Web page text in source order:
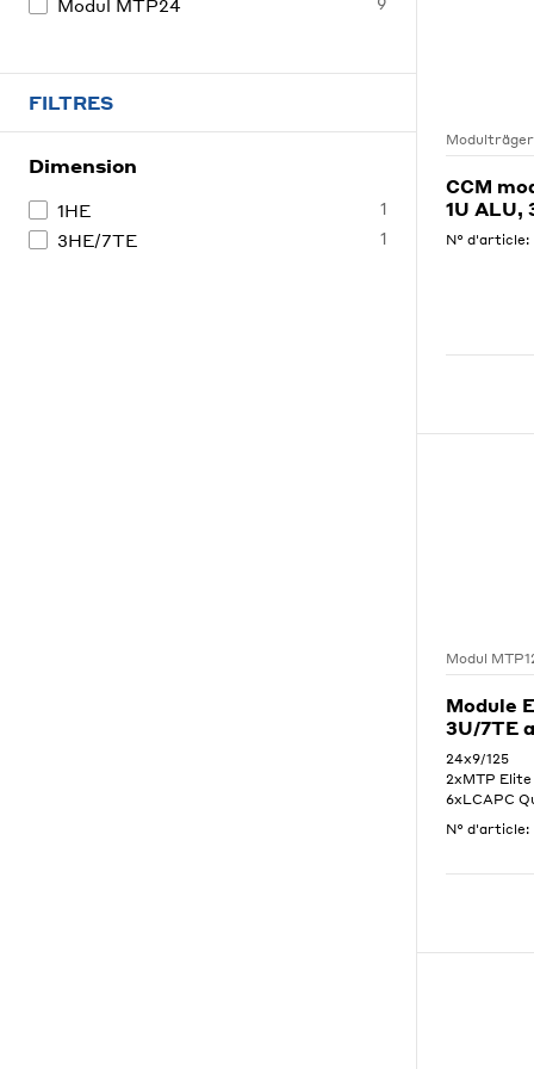
Modul MTP24
FILTRES
Dimension
1HE 1
3HE/7TE 1
Modulträger
CCM
1U ALU,
N° d'article:
Modul
Module
3U/7TE
24x9/125
2xMTP Elite
6xLCAPC
N° d'article: